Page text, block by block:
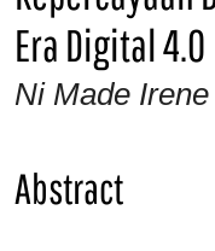
Era Digital 4.0
Ni Made
Abstract